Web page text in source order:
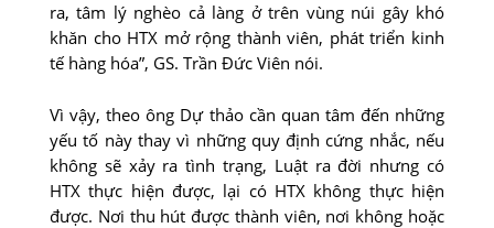
ra, tâm lý nghèo cả làng ở trên vùng núi gây khó
khăn cho HTX mở rộng thành viên, phát triển kinh
tế hàng hóa”, GS. Trần Đức Viên nói.
Vì vậy, theo ông Dự thảo cần quan tâm đến những
yếu tố này thay vì những quy định cứng nhắc, nếu
không sẽ xảy ra tình trạng, Luật ra đời nhưng có
HTX thực hiện được, lại có HTX không thực hiện
được. Nơi thu hút được thành viên, nơi không hoặc